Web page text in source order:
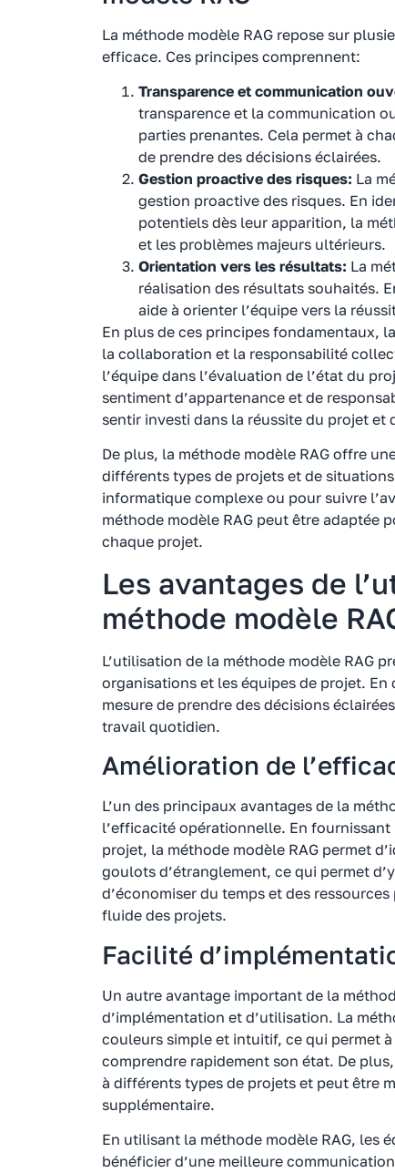
La méthode modèle RAG repose sur
efficace. Ces principes comprennent:
Transparence et communication
transparence et la communication
parties prenantes. Cela permet à
de prendre des décisions éclairées.
Gestion proactive des risques: La
gestion proactive des risques. En
potentiels dès leur apparition, la
et les problèmes majeurs ultérieurs.
Orientation vers les résultats: La
réalisation des résultats souhaités.
aide à orienter l’équipe vers la
En plus de ces principes fondamentaux,
la collaboration et la responsabilité
l’équipe dans l’évaluation de l’état du
sentiment d’appartenance et de
sentir investi dans la réussite du projet
De plus, la méthode modèle RAG offre
différents types de projets et de
informatique complexe ou pour suivre
méthode modèle RAG peut être adaptée
chaque projet.
Les avantages de
méthode modèle
L’utilisation de la méthode modèle RAG
organisations et les équipes de projet.
mesure de prendre des décisions
travail quotidien.
Amélioration de
L’un des principaux avantages de la
l’efficacité opérationnelle. En fournissant
projet, la méthode modèle RAG permet
goulots d’étranglement, ce qui permet
d’économiser du temps et des
fluide des projets.
Facilité
Un autre avantage important de la
d’implémentation et d’utilisation. La
couleurs simple et intuitif, ce qui permet
comprendre rapidement son état. De
à différents types de projets et peut être
supplémentaire.
En utilisant la méthode modèle RAG, les
bénéficier d’une meilleure